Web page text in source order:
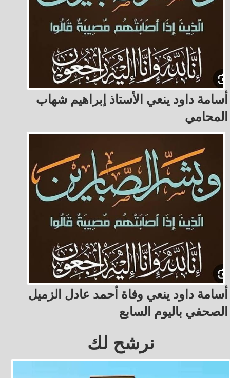
أسامة داود ينعي الأستاذ إبراهيم شهاب
المحامي
أسامة داود ينعي وفاة أحمد عادل الزميل
الصحفي باليوم السابع
نرشح لك